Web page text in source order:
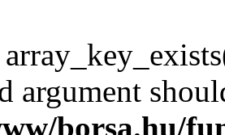
argument
borsa.hu/